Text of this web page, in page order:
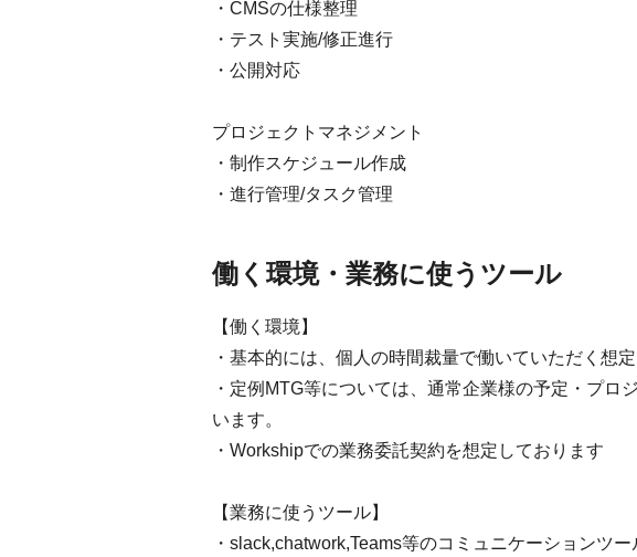
・CMSの仕様整理
・テスト実施/修正進行
・公開対応
プロジェクトマネジメント
・制作スケジュール作成
・進行管理/タスク管理
働く環境・業務に使うツール
【働く環境】
・基本的には、個人の時間裁量で働いていただく想定
・定例MTG等については、通常企業様の予定・プロ
います。
・Workshipでの業務委託契約を想定しております
【業務に使うツール】
・slack,chatwork,Teams等のコミュニケーションツー